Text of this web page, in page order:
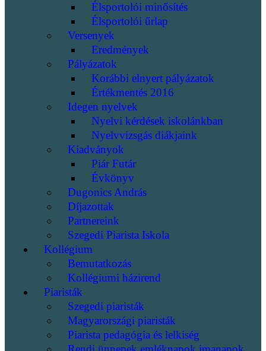
Élsportolói minősítés
Élsportolói űrlap
Versenyek
Eredmények
Pályázatok
Korábbi elnyert pályázatok
Értékmentés 2016
Idegen nyelvek
Nyelvi kérdések iskolánkban
Nyelvvizsgás diákjaink
Kiadványok
Piár Futár
Évkönyv
Dugonics András
Díjazottak
Partnereink
Szegedi Piarista Iskola
Kollégium
Bemutatkozás
Kollégiumi házirend
Piaristák
Szegedi piaristák
Magyarországi piaristák
Piarista pedagógia és lelkiség